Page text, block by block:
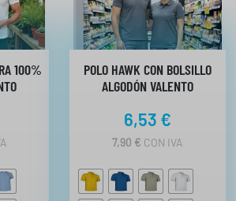
d
e
4
,
100%
POLO HAWK CON BOLSILLO
ALGODÓN VALENTO
6,53 €
7,90 € CON IVA